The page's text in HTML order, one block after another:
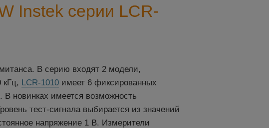
Instek серии LCR-
В серию входят 2 модели,
LCR-1010имеет 6 фиксированных
В новинках имеется возможность
тест-сигнала выбирается из значений
напряжение 1 В. Измерители